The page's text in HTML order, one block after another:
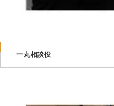
一丸相談役